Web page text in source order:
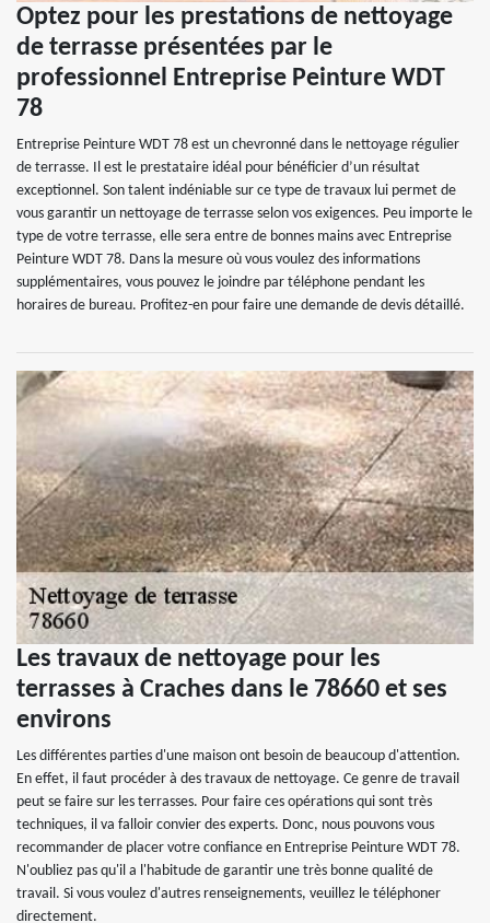
Optez pour les prestations de nettoyage
de terrasse présentées par le
professionnel Entreprise Peinture WDT
78
Entreprise Peinture WDT 78 est un chevronné dans le nettoyage régulier
de terrasse. Il est le prestataire idéal pour bénéficier d’un résultat
exceptionnel. Son talent indéniable sur ce type de travaux lui permet de
vous garantir un nettoyage de terrasse selon vos exigences. Peu importe le
type de votre terrasse, elle sera entre de bonnes mains avec Entreprise
Peinture WDT 78. Dans la mesure où vous voulez des informations
supplémentaires, vous pouvez le joindre par téléphone pendant les
horaires de bureau. Profitez-en pour faire une demande de devis détaillé.
Les travaux de nettoyage pour les
terrasses à Craches dans le 78660 et ses
environs
Les différentes parties d'une maison ont besoin de beaucoup d'attention.
En effet, il faut procéder à des travaux de nettoyage. Ce genre de travail
peut se faire sur les terrasses. Pour faire ces opérations qui sont très
techniques, il va falloir convier des experts. Donc, nous pouvons vous
recommander de placer votre confiance en Entreprise Peinture WDT 78.
N'oubliez pas qu'il a l'habitude de garantir une très bonne qualité de
travail. Si vous voulez d'autres renseignements, veuillez le téléphoner
directement.